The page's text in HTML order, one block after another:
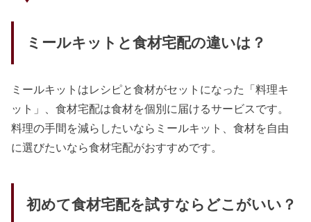
ミールキットと食材宅配の違いは？
ミールキットはレシピと食材がセットになった「料理キ
ット」、食材宅配は食材を個別に届けるサービスです。
料理の手間を減らしたいならミールキット、食材を自由
に選びたいなら食材宅配がおすすめです。
初めて食材宅配を試すならどこがいい？